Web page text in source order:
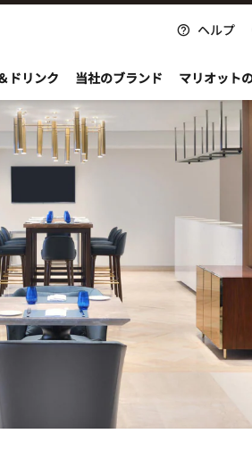
ヘルプ
ドリンク 当社のブランド マリオット